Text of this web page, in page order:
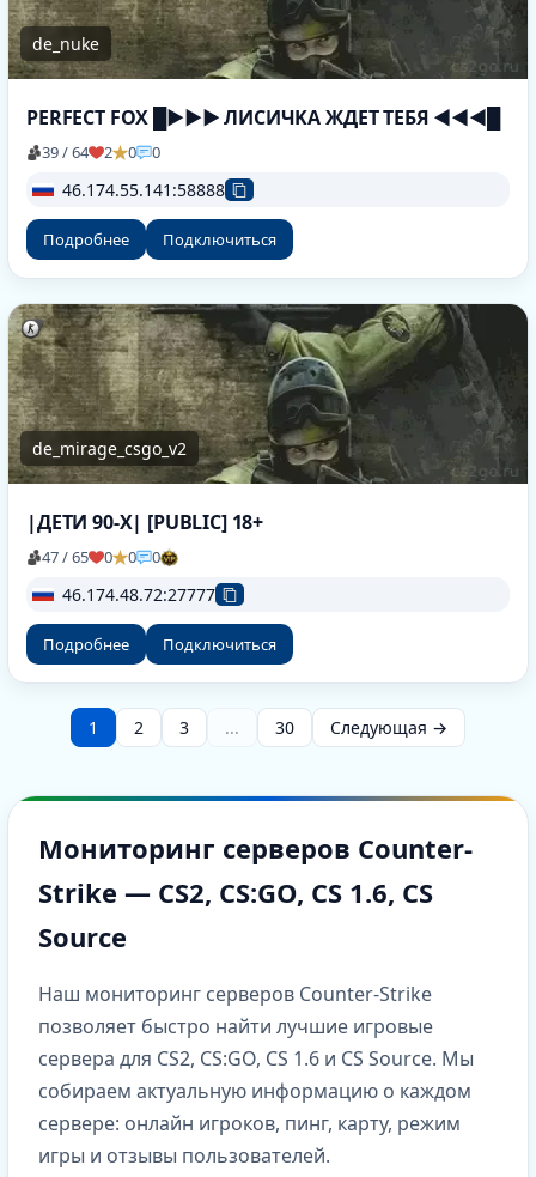
de_nuke
PERFECT FOX █►►► ЛИCИЧKA ЖДET TEБЯ ◄◄◄█
39 / 64 2 0 0
46.174.55.141:58888
Подробнее Подключиться
de_mirage_csgo_v2
|ДЕТИ 90-X| [PUBLIC] 18+
47 / 65 0 0 0
46.174.48.72:27777
Подробнее Подключиться
1 2 3 ... 30 Следующая →
Мониторинг серверов Counter-
Strike — CS2, CS:GO, CS 1.6, CS
Source
Наш мониторинг серверов Counter-Strike
позволяет быстро найти лучшие игровые
сервера для CS2, CS:GO, CS 1.6 и CS Source. Мы
собираем актуальную информацию о каждом
сервере: онлайн игроков, пинг, карту, режим
игры и отзывы пользователей.